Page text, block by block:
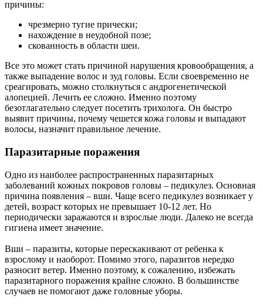
причины:
чрезмерно тугие прически;
нахождение в неудобной позе;
скованность в области шеи.
Все это может стать причиной нарушения кровообращения, а
также выпадение волос и зуд головы. Если своевременно не
среагировать, можно столкнуться с андрогенетической
алопецией. Лечить ее сложно. Именно поэтому
безотлагательно следует посетить трихолога. Он быстро
выявит причины, почему чешется кожа головы и выпадают
волосы, назначит правильное лечение.
Паразитарные поражения
Одно из наиболее распространенных паразитарных
заболеваний кожных покровов головы – педикулез. Основная
причина появления – вши. Чаще всего педикулез возникает у
детей, возраст которых не превышает 10-12 лет. Но
периодически заражаются и взрослые люди. Далеко не всегда
гигиена имеет значение.
Вши – паразиты, которые перескакивают от ребенка к
взрослому и наоборот. Помимо этого, паразитов нередко
разносит ветер. Именно поэтому, к сожалению, избежать
паразитарного поражения крайне сложно. В большинстве
случаев не помогают даже головные уборы.